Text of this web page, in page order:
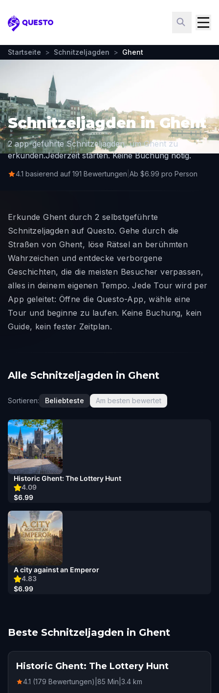
Questo
Startseite > Schnitzeljagden > Ghent
Schnitzeljagden in Ghent
2 app-geführte Schnitzeljagden, um Ghent zu
erkunden.Jederzeit starten. Keine Buchung nötig.
4.1 basierend auf 191 Bewertungen Ab $6.99 pro Person
Erkunde Ghent durch 2 selbstgeführte
Schnitzeljagden auf Questo. Gehe durch die
Straßen von Ghent, löse Rätsel an berühmten
Wahrzeichen und entdecke verborgene
Geschichten, die die meisten Besucher verpassen,
alles in deinem eigenen Tempo. Jede Tour wird per
App geleitet: Öffne die Questo-App, wähle eine
Tour und beginne zu laufen. Keine Buchung, kein
Guide, kein fester Zeitplan.
Alle Schnitzeljagden in Ghent
Sortieren: Beliebteste Am besten bewertet
4.09
Historic Ghent: The Lottery Hunt
$6.99
4.83
A city against an Emperor
$6.99
Beste Schnitzeljagden in Ghent
Historic Ghent: The Lottery Hunt
4.1 (179 Bewertungen) 85 Min 3.4 km